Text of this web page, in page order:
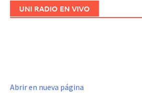
UNI RADIO EN VIVO
Abrir en nueva página